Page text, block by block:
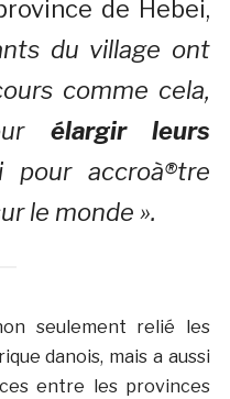
de Hebei,
du village ont
comme cela,
élargir leurs
pour accroà®tre
le monde ».
seulement relié les
danois, mais a aussi
entre les provinces